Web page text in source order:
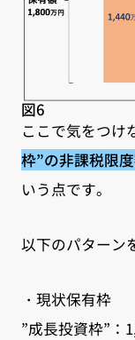
図6
ここで気をつけ
枠”の非課税限
いう点です。
以下のパターン
・現状保有枠
”成長投資枠”：